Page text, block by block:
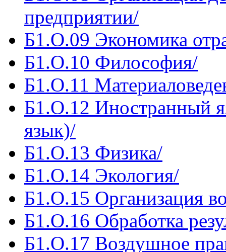
предприятии/
Б1.О.09 Экономика
Б1.О.10 Философия/
Б1.О.11
Б1.О.12 Иностранный
язык)/
Б1.О.13 Физика/
Б1.О.14 Экология/
Б1.О.15 Организация
Б1.О.16 Обработка
Б1.О.17 Воздушное